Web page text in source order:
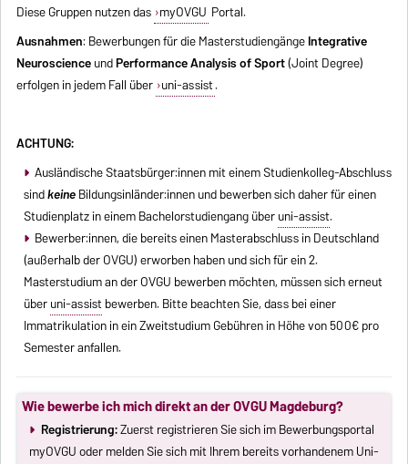
Diese Gruppen nutzen das myOVGU Portal.
Ausnahmen: Bewerbungen für die MasterstudiengängeIntegrative
NeuroscienceundPerformance Analysis of Sport(Joint Degree)
erfolgen in jedem Fall über uni-assist.
ACHTUNG:
Ausländische Staatsbürger:innen mit einem Studienkolleg-Abschluss
sindkeineBildungsinländer:innen und bewerben sich daher für einen
Studienplatz in einem Bachelorstudiengang überuni-assist.
Bewerber:innen, die bereits einen Masterabschluss in Deutschland
(außerhalb der OVGU) erworben haben und sich für ein 2.
Masterstudium an der OVGU bewerben möchten, müssen sich erneut
überuni-assistbewerben. Bitte beachten Sie, dass bei einer
Immatrikulation in ein Zweitstudium Gebühren in Höhe von 500€ pro
Semester anfallen.
Wie bewerbe ich mich direkt an der OVGU Magdeburg?
Registrierung:Zuerst registrieren Sie sich im Bewerbungsportal
myOVGU oder melden Sie sich mit Ihrem bereits vorhandenem Uni-